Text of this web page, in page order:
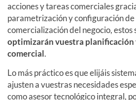
acciones y tareas comerciales
parametrización y configuración de
comercialización del negocio, estos
optimizarán vuestra planificación
comercial.
Lo más práctico es que elijáis
ajusten a vuestras necesidades
como asesor tecnológico integral,